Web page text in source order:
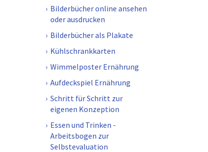
Bilderbücher online ansehen
oder ausdrucken
Bilderbücher als Plakate
Kühlschrankkarten
Wimmelposter Ernährung
Aufdeckspiel Ernährung
Schritt für Schritt zur
eigenen Konzeption
Essen und Trinken -
Arbeitsbogen zur
Selbstevaluation